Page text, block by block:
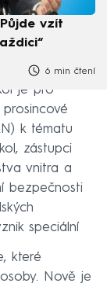
vzít
6 min čtení
je pro
k tématu
zástupci
vnitra a
bezpečnosti
speciální
které
Nově je